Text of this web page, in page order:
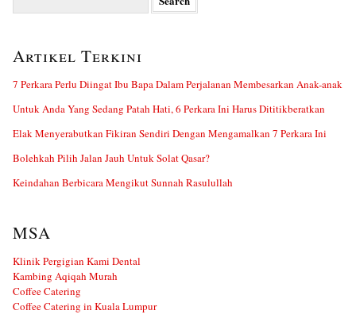
Artikel Terkini
7 Perkara Perlu Diingat Ibu Bapa Dalam Perjalanan Membesarkan Anak-anak
Untuk Anda Yang Sedang Patah Hati, 6 Perkara Ini Harus Dititikberatkan
Elak Menyerabutkan Fikiran Sendiri Dengan Mengamalkan 7 Perkara Ini
Bolehkah Pilih Jalan Jauh Untuk Solat Qasar?
Keindahan Berbicara Mengikut Sunnah Rasulullah
MSA
Klinik Pergigian Kami Dental
Kambing Aqiqah Murah
Coffee Catering
Coffee Catering in Kuala Lumpur